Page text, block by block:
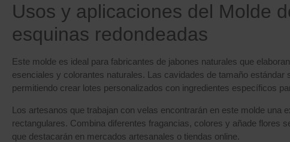
Usos y aplicaciones del Molde
esquinas redondeadas
Este molde es ideal para fabricantes de jabones naturales que
esenciales y colorantes naturales. Las cavidades de tamaño
permitiendo crear lotes personalizados con ingredientes específicos
Los artesanos que trabajan con velas encontrarán en este molde una
rectangulares. Combina diferentes fragancias, colores y añade flores
que destacarán en mercados artesanales o tiendas online.